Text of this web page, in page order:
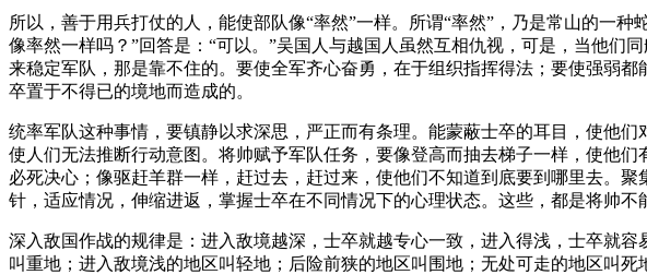
所以，善于用兵打仗的人，能使部队像“率然”一样。所谓“率然”，乃是常山的一
像率然一样吗？”回答是：“可以。”吴国人与越国人虽然互相仇视，可是，当他
来稳定军队，那是靠不住的。要使全军齐心奋勇，在于组织指挥得法；要使强弱
卒置于不得已的境地而造成的。
统率军队这种事情，要镇静以求深思，严正而有条理。能蒙蔽士卒的耳目，使他
使人们无法推断行动意图。将帅赋予军队任务，要像登高而抽去梯子一样，使他
必死决心；像驱赶羊群一样，赶过去，赶过来，使他们不知道到底要到哪里去。
针，适应情况，伸缩进返，掌握士卒在不同情况下的心理状态。这些，都是将帅不
深入敌国作战的规律是：进入敌境越深，士卒就越专心一致，进入得浅，士卒就
叫重地；进入敌境浅的地区叫轻地；后险前狭的地区叫围地；无处可走的地区叫死